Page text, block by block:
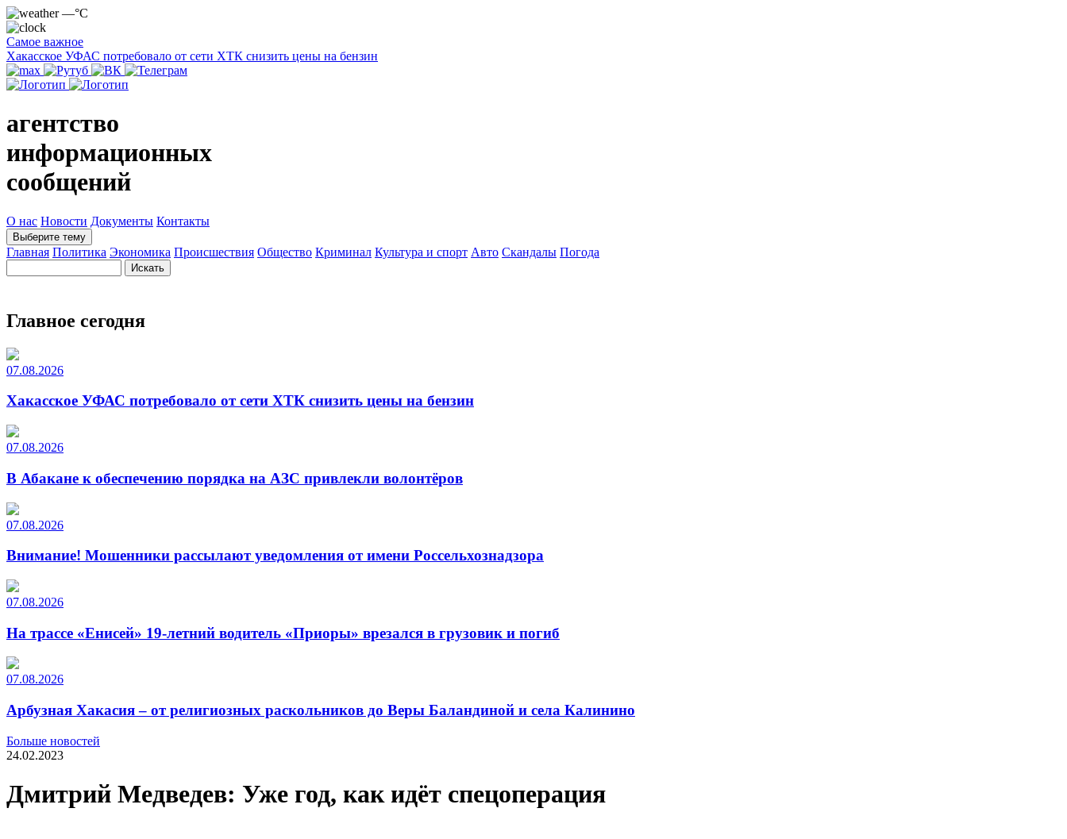
—°C
Самое важное
Хакасское УФАС потребовало от сети ХТК снизить цены на бензин
агентство
информационных
сообщений
О нас Новости Документы Контакты
Выберите тему
Главная Политика Экономика Происшествия Общество Криминал Культура и спорт Авто Скандалы Погода
Главное сегодня
07.08.2026
Хакасское УФАС потребовало от сети ХТК снизить цены на бензин
07.08.2026
В Абакане к обеспечению порядка на АЗС привлекли волонтёров
07.08.2026
Внимание! Мошенники рассылают уведомления от имени Россельхознадзора
07.08.2026
На трассе «Енисей» 19-летний водитель «Приоры» врезался в грузовик и погиб
07.08.2026
Арбузная Хакасия – от религиозных раскольников до Веры Баландиной и села Калинино
Больше новостей
24.02.2023
Дмитрий Медведев: Уже год, как идёт спецоперация